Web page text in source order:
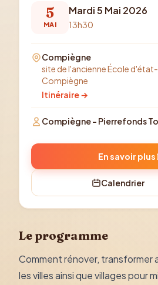
5
MAI
Mardi 5 Mai 2026
13h30
Compiègne
site de l'ancienne École
Compiègne
Itinéraire →
Compiègne - Pierrefonds
En savoir plus
Calendrier
Le programme
Comment rénover, transformer
les villes ainsi que villages pour